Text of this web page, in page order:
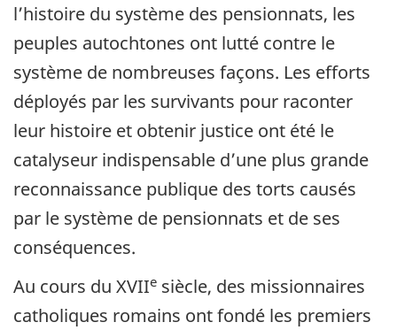
l’histoire du système des pensionnats, les
peuples autochtones ont lutté contre le
système de nombreuses façons. Les efforts
déployés par les survivants pour raconter
leur histoire et obtenir justice ont été le
catalyseur indispensable d’une plus grande
reconnaissance publique des torts causés
par le système de pensionnats et de ses
conséquences.
Au cours du XVIIe siècle, des missionnaires
catholiques romains ont fondé les premiers